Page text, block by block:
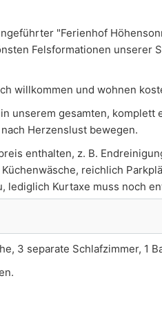
"Ferienhof
Felsformationen unserer
willkommen und wohnen
unserem gesamten, komplett
Herzenslust bewegen.
enthalten, z. B.
reichlich
lediglich Kurtaxe muss noch
3 separate Schlafzimmer, 1